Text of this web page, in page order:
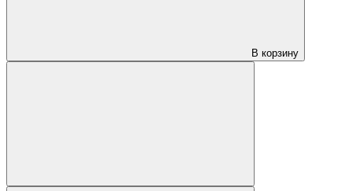
В корзину